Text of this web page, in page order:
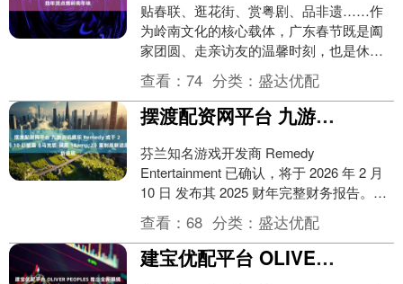
贴春联、逛花街、赏粤剧、品非遗……作
为岭南文化的核心载体，广东春节既是阖
家团圆、走亲访友的温馨时刻，也是休闲
度假、集中消费的黄金旺季。 随着全国消
费品以旧换新政....
查看： 74 分类： 盛达优配
摆渡配资网平台 九游资讯娱乐 Remedy 或于 2 月 10 日披露《马克思·佩恩 1&2》重制版新进展
芬兰知名游戏开发商 Remedy
Entertainment 已确认，将于 2026 年 2 月
10 日 发布其 2025 财年完整财务报告。由
于经典动作射击....
查看： 68 分类： 盛达优配
建宝优配平台 OLIVER PEOPLES 推出全新眼镜系列 致敬PAUL NEWMAN保罗·纽曼的不朽传奇